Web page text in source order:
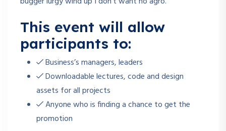
This event will allow
participants to:
Business’s managers, leaders
Downloadable lectures, code and design
assets for all projects
Anyone who is finding a chance to get the
promotion